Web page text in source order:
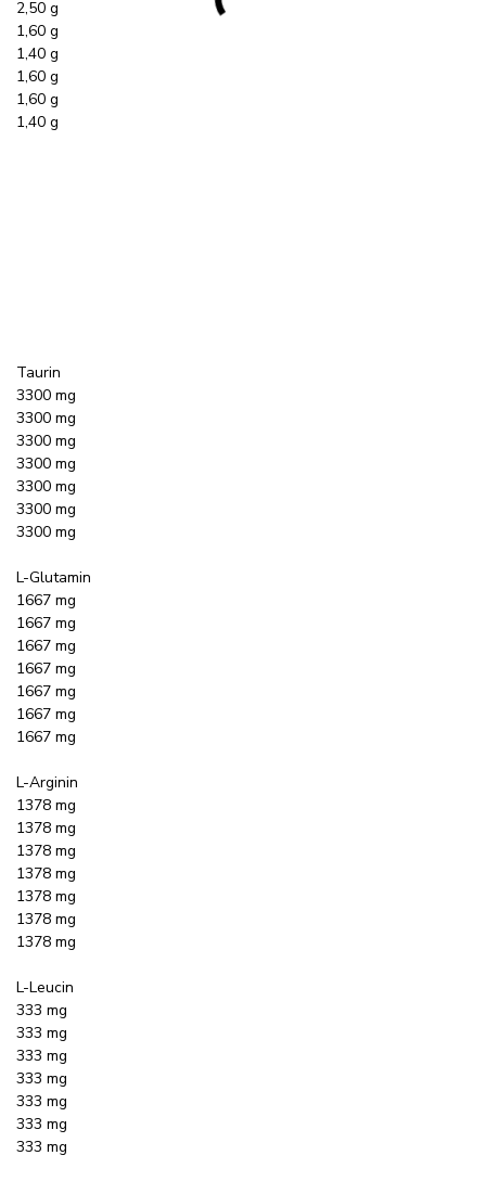
2,50 g
1,60 g
1,40 g
1,60 g
1,60 g
1,40 g
Taurin
3300 mg
3300 mg
3300 mg
3300 mg
3300 mg
3300 mg
3300 mg
L-Glutamin
1667 mg
1667 mg
1667 mg
1667 mg
1667 mg
1667 mg
1667 mg
L-Arginin
1378 mg
1378 mg
1378 mg
1378 mg
1378 mg
1378 mg
1378 mg
L-Leucin
333 mg
333 mg
333 mg
333 mg
333 mg
333 mg
333 mg